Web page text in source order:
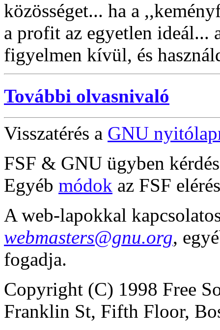
közösséget... ha a
a profit az egyetlen ideál...
figyelmen kívül, és
További olvasnivaló
Visszatérés a GNU
FSF & GNU ügyben
Egyéb módok az FSF
A web-lapokkal
webmasters@gnu.org,
fogadja.
Copyright (C) 1998 Free
Franklin St, Fifth Floor,